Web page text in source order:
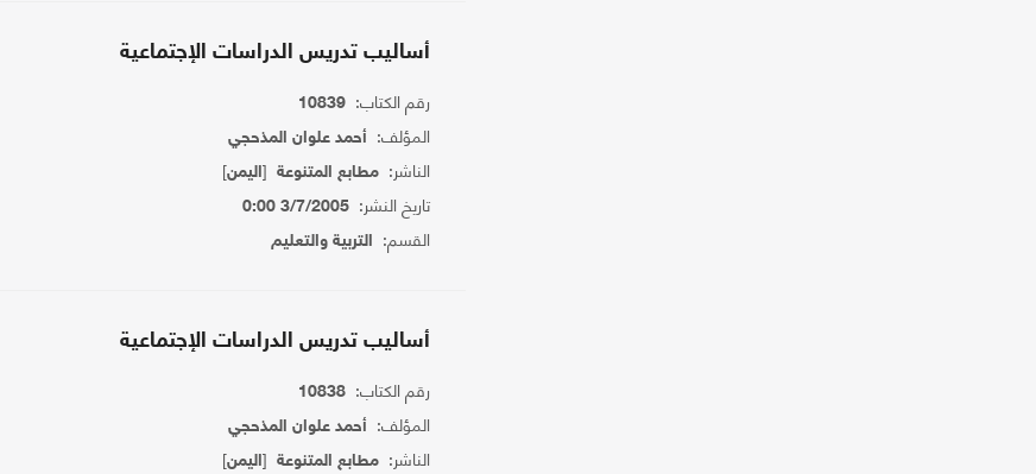
أساليب تدريس الدراسات الإجتماعية
رقم الكتاب: 10839
المؤلف: أحمد علوان المذحجي
الناشر: مطابع المتنوعة[اليمن]
تاريخ النشر: 3/7/2005 0:00
القسم: التربية والتعليم
أساليب تدريس الدراسات الإجتماعية
رقم الكتاب: 10838
المؤلف: أحمد علوان المذحجي
الناشر: مطابع المتنوعة[اليمن]